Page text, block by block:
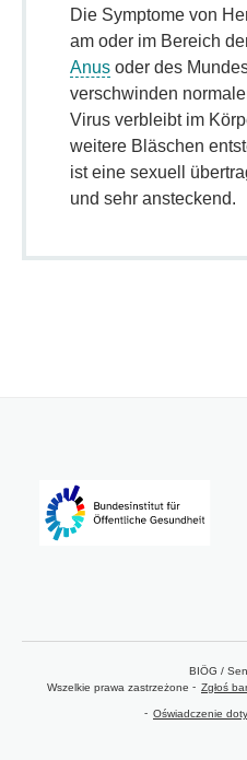
Die Symptome von
am oder im Bereich
Anus oder des
verschwinden
Virus verbleibt im
weitere Bläschen
ist eine sexuell
und sehr ansteckend.
BIÖG /
Wszelkie prawa zastrzeżone
Zgłoś
Oświadczenie